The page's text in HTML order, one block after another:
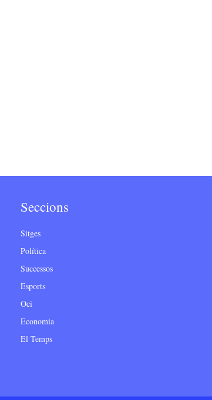
Seccions
Sitges
Política
Successos
Esports
Oci
Economia
El Temps